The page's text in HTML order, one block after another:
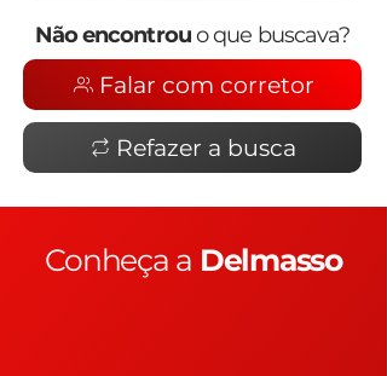
Não encontrouo que buscava?
Falar com corretor
Refazer a busca
Conheça a Delmasso